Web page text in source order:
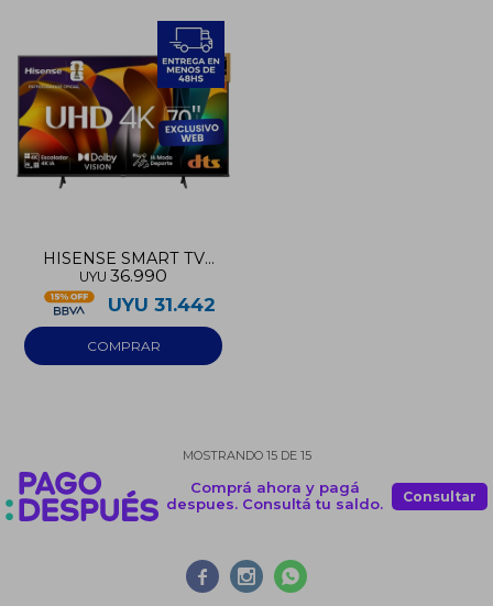
HISENSE SMART TV
UHD 4K 70
UYU 36.990
UYU 31.442
MOSTRANDO 15DE 15
Comprá ahora y pagá
despues. Consultá tu saldo.
Consultar
  